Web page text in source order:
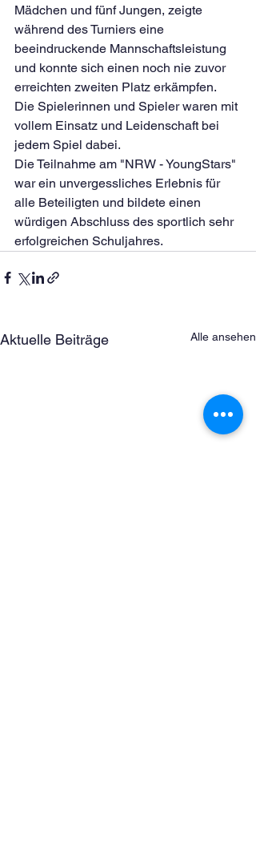
Mädchen und fünf Jungen, zeigte
während des Turniers eine
beeindruckende Mannschaftsleistung
und konnte sich einen noch nie zuvor
erreichten zweiten Platz erkämpfen.
Die Spielerinnen und Spieler waren mit
vollem Einsatz und Leidenschaft bei
jedem Spiel dabei.
Die Teilnahme am "NRW - YoungStars"
war ein unvergessliches Erlebnis für
alle Beteiligten und bildete einen
würdigen Abschluss des sportlich sehr
erfolgreichen Schuljahres.
Aktuelle Beiträge Alle ansehen